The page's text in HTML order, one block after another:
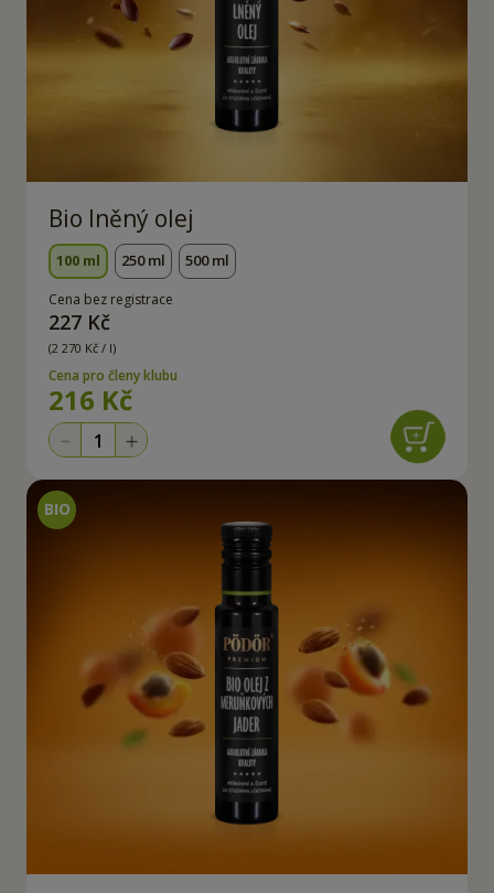
Bio lněný olej
100 ml 250 ml 500 ml
Cena bez registrace
227 Kč
(2 270 Kč / l)
Cena pro členy klubu
216 Kč